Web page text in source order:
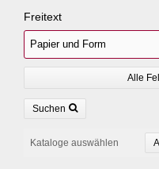
Freitext
Alle
Suchen
Kataloge auswählen